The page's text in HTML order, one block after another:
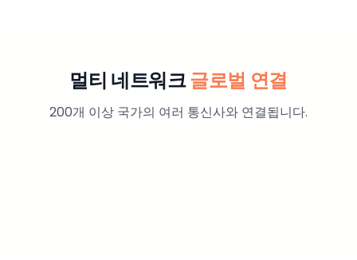
멀티 네트워크글로벌 연결
200개 이상 국가의 여러 통신사와 연결됩니다.